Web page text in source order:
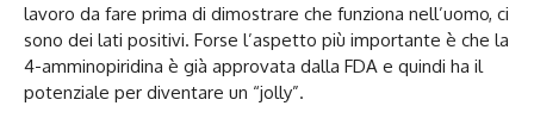
lavoro da fare prima di dimostrare che funziona nell’uomo, ci
sono dei lati positivi. Forse l’aspetto più importante è che la
4-amminopiridina è già approvata dalla FDA e quindi ha il
potenziale per diventare un “jolly”.